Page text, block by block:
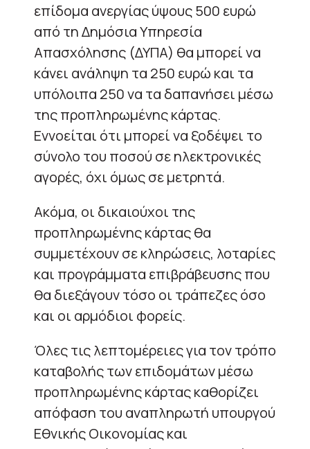
επίδομα ανεργίας ύψους 500 ευρώ
από τη Δημόσια Υπηρεσία
Απασχόλησης (ΔΥΠΑ) θα μπορεί να
κάνει ανάληψη τα 250 ευρώ και τα
υπόλοιπα 250 να τα δαπανήσει μέσω
της προπληρωμένης κάρτας.
Εννοείται ότι μπορεί να ξοδέψει το
σύνολο του ποσού σε ηλεκτρονικές
αγορές, όχι όμως σε μετρητά.
Ακόμα, οι δικαιούχοι της
προπληρωμένης κάρτας θα
συμμετέχουν σε κληρώσεις, λοταρίες
και προγράμματα επιβράβευσης που
θα διεξάγουν τόσο οι τράπεζες όσο
και οι αρμόδιοι φορείς.
Όλες τις λεπτομέρειες για τον τρόπο
καταβολής των επιδομάτων μέσω
προπληρωμένης κάρτας καθορίζει
απόφαση του αναπληρωτή υπουργού
Εθνικής Οικονομίας και